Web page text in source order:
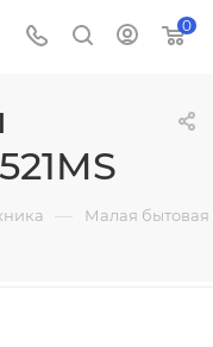
0
— Малая бытовая